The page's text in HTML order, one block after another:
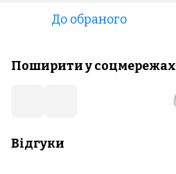
До обраного
Поширити у соцмережах
Відгуки